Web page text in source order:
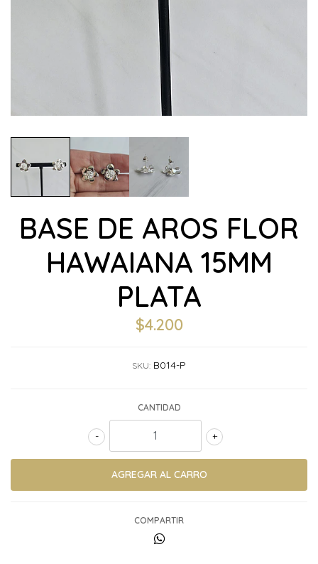
BASE DE AROS FLOR
HAWAIANA 15MM
PLATA
$4.200
SKU: B014-P
CANTIDAD
+
-
COMPARTIR